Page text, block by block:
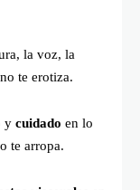
la voz, la
te erotiza.
y cuidado en lo
te arropa.